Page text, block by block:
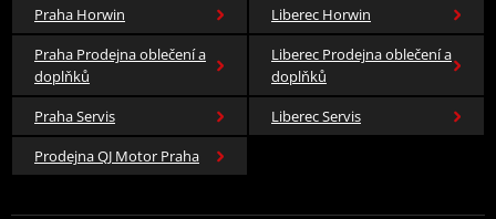
Praha Horwin
Liberec Horwin
Praha Prodejna oblečení a
doplňků
Liberec Prodejna oblečení a
doplňků
Praha Servis
Liberec Servis
Prodejna QJ Motor Praha